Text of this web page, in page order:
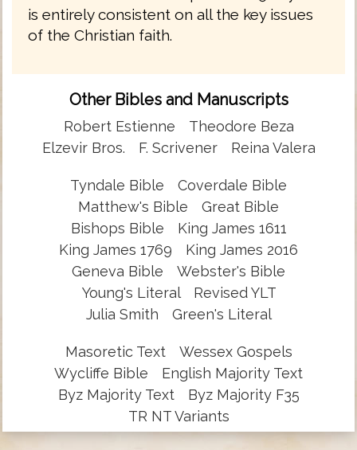
is entirely consistent on all the key issues
of the Christian faith.
Other Bibles and Manuscripts
Robert Estienne
Theodore Beza
Elzevir Bros.
F. Scrivener Reina Valera
Tyndale Bible
Coverdale Bible
Matthew's Bible
Great Bible
Bishops Bible
King James 1611
King James 1769
King James 2016
Geneva Bible
Webster's Bible
Young's Literal
Revised YLT
Julia Smith
Green's Literal
Masoretic Text
Wessex Gospels
Wycliffe Bible
English Majority Text
Byz Majority Text
Byz Majority F35
TR NT Variants